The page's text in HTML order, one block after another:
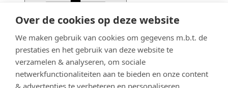
Over de cookies op deze website
We maken gebruik van cookies om gegevens m.b.t. de
prestaties en het gebruik van deze website te
verzamelen & analyseren, om sociale
netwerkfunctionaliteiten aan te bieden en onze content
& advertenties te verbeteren en personaliseren.